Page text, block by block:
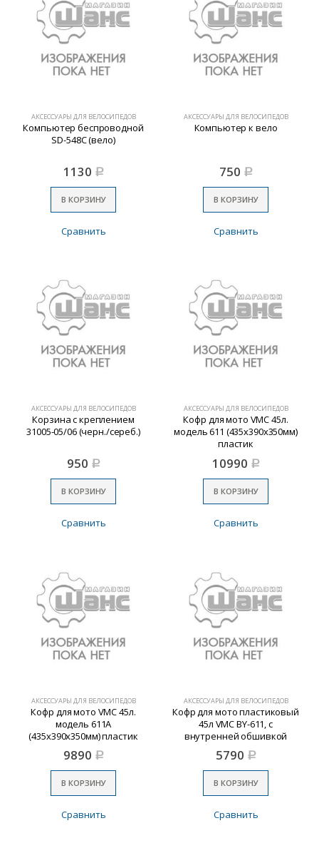
АКСЕССУАРЫ ДЛЯ ВЕЛОСИПЕДОВ
Компьютер беспроводной
SD-548C (вело)
1130 Р
В КОРЗИНУ
Сравнить
АКСЕССУАРЫ ДЛЯ ВЕЛОСИПЕДОВ
Компьютер к вело
750 Р
В КОРЗИНУ
Сравнить
АКСЕССУАРЫ ДЛЯ ВЕЛОСИПЕДОВ
Корзина с креплением
31005-05/06 (черн./сереб.)
950 Р
В КОРЗИНУ
Сравнить
АКСЕССУАРЫ ДЛЯ ВЕЛОСИПЕДОВ
Кофр для мото VMC 45л.
модель 611 (435х390х350мм)
пластик
10990 Р
В КОРЗИНУ
Сравнить
АКСЕССУАРЫ ДЛЯ ВЕЛОСИПЕДОВ
Кофр для мото VMC 45л.
модель 611А
(435х390х350мм) пластик
9890 Р
В КОРЗИНУ
Сравнить
АКСЕССУАРЫ ДЛЯ ВЕЛОСИПЕДОВ
Кофр для мото пластиковый
45л VMC BY-611, с
внутренней обшивкой
(435х390х350mm)
5790 Р
В КОРЗИНУ
Сравнить